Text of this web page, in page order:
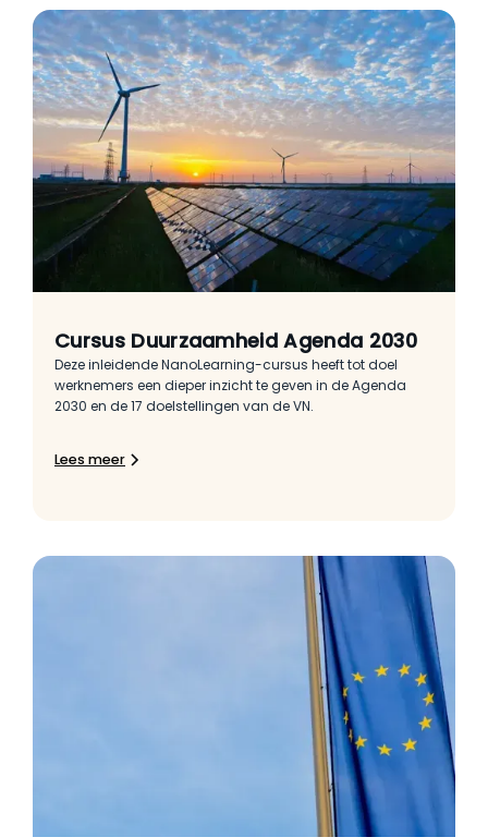
Cursus Duurzaamheid Agenda 2030
Deze inleidende NanoLearning-cursus heeft tot doel
werknemers een dieper inzicht te geven in de Agenda
2030 en de 17 doelstellingen van de VN.
Lees meer